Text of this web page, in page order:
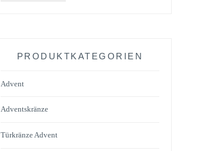
PRODUKTKATEGORIEN
Advent
Adventskränze
Türkränze Advent